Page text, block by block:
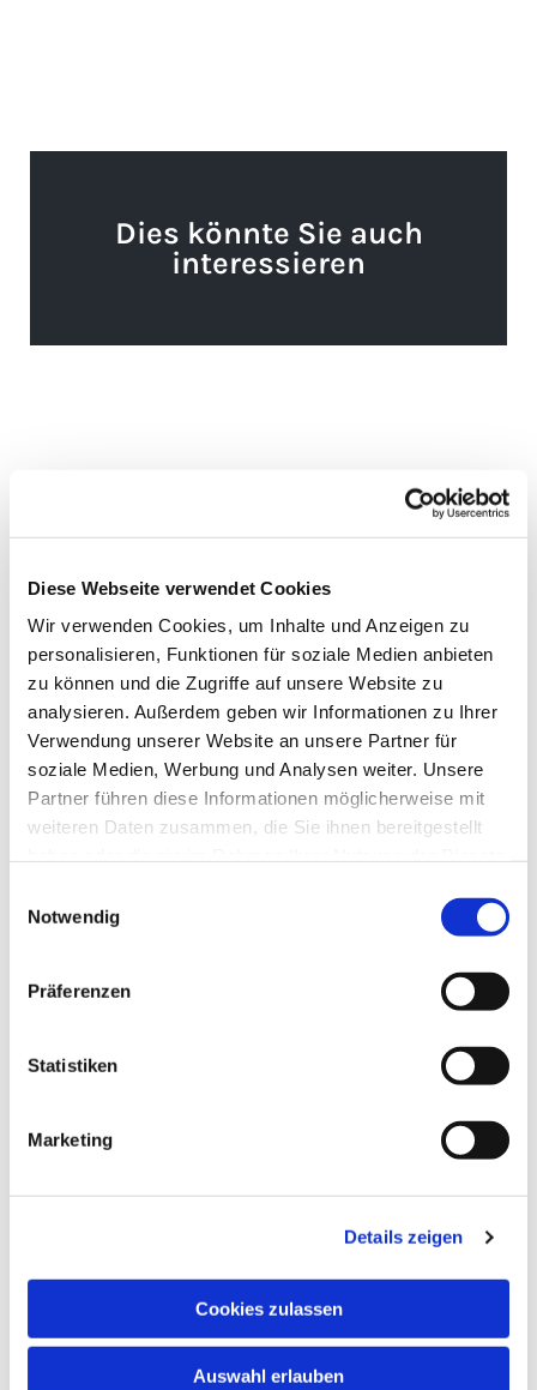
Diese Webseite verwendet Cookies
Wir verwenden Cookies, um Inhalte und Anzeigen zu
personalisieren, Funktionen für soziale Medien anbieten
zu können und die Zugriffe auf unsere Website zu
analysieren. Außerdem geben wir Informationen zu Ihrer
Verwendung unserer Website an unsere Partner für
soziale Medien, Werbung und Analysen weiter. Unsere
Partner führen diese Informationen möglicherweise mit
weiteren Daten zusammen, die Sie ihnen bereitgestellt
Notwendig
Präferenzen
Statistiken
Marketing
Details zeigen
Cookies zulassen
Auswahl erlauben
Dies könnte Sie auch
interessieren
Gottesdienste
Lebensbegleitung
Schleider Hauptstraße 16